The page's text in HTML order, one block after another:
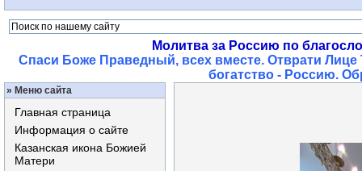
Молитва за Россию по
Спаси Боже Праведный, всех вместе. Отврати
богатство - Россию.
» Меню сайта
Главная страница
Информация о сайте
Казанская икона Божией
Матери